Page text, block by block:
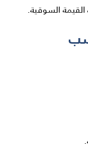
السوقية.